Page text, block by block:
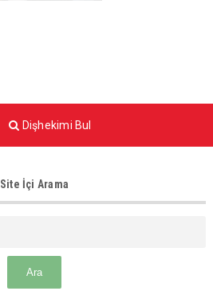
Dişhekimi Bul
Site İçi Arama